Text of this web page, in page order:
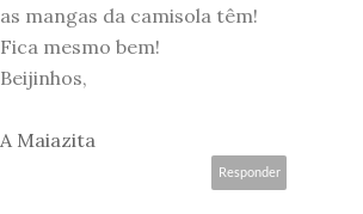
as mangas da camisola têm!
Fica mesmo bem!
Beijinhos,
A Maiazita
Responder